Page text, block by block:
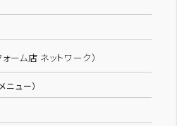
ーム店 ネットワーク）
ュー）